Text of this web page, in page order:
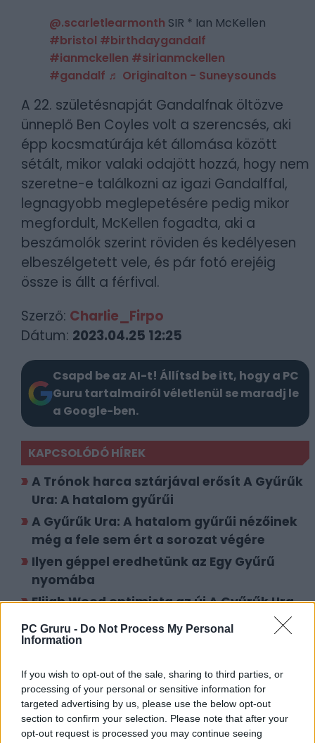
PC Gruru - Do Not Process My Personal
Information
If you wish to opt-out of the sale, sharing to third parties, or
processing of your personal or sensitive information for
targeted advertising by us, please use the below opt-out
section to confirm your selection. Please note that after your
opt-out request is processed you may continue seeing
@.scarletlearmonth SIR * Ian McKellen
#bristol #birthdaygandalf
#ianmckellen #sirianmckellen
#gandalf ♬ Originalton - Suneysounds
A 22. születésnapját Gandalfnak öltözve
ünneplő Ben Coyles volt a szerencsés, aki
épp kocsmatúrája két állomása között
sétált, mikor valaki odajött hozzá, hogy nem
szeretne-e találkozni az igazi Gandalffal,
legnagyobb meglepetésére pedig mikor
megfordult, McKellen fogadta, aki a
beszámolók szerint röviden és kedélyesen
elbeszélgetett vele, és pár fotó erejéig
össze is állt a férfival.
Szerző: Charlie_Firpo
Dátum: 2023.04.25 12:25
Csapd be az AI-t! Állítsd be itt, hogy a PC
Guru tartalmairól véletlenül se maradj le
a Google-ben.
KAPCSOLÓDÓ HÍREK
A Trónok harca sztárjával erősít A Gyűrűk
Ura: A hatalom gyűrűi
A Gyűrűk Ura: A hatalom gyűrűi nézőinek
még a fele sem ért a sorozat végére
Ilyen géppel eredhetünk az Egy Gyűrű
nyomába
Elijah Wood optimista az új A Gyűrűk Ura
filmekkel kapcsolatban